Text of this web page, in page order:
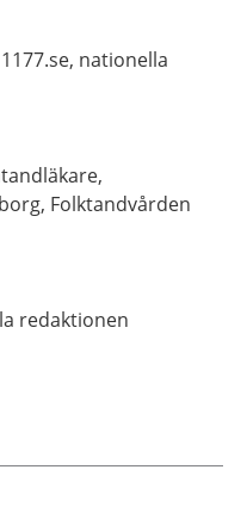
1177.se, nationella
Folktandvården
redaktionen